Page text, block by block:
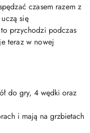
czasem razem z
się
przychodzi podczas
teraz w nowej
do gry, 4 wędki oraz
i mają na grzbietach